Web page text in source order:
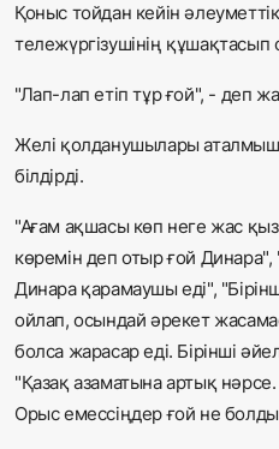
Қоныс тойдан кейін
тележүргізушінің
"Лап-лап етіп тұр ғой", - деп
Желі қолданушылары аталмыш
білдірді.
"Ағам ақшасы көп неге жас
көремін деп отыр ғой
Динара қарамаушы еді",
ойлап, осындай әрекет
болса жарасар еді. Бірінші
"Қазақ азаматына артық
Орыс емессіңдер ғой не